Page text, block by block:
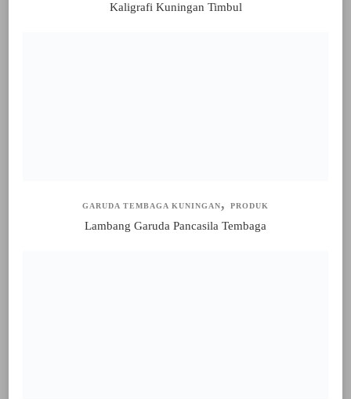
Kaligrafi Kuningan Timbul
GARUDA TEMBAGA KUNINGAN PRODUK
Lambang Garuda Pancasila Tembaga